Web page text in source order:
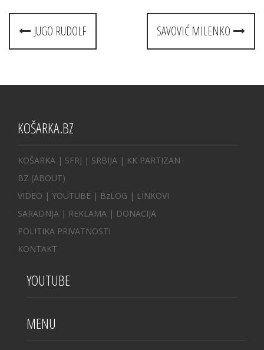
Post
navigation
JUGO RUDOLF SAVOVIĆ MILENKO
KOŠARKA.BZ
KOŠARKA | SFRJ | SRBIJA | KK PARTIZAN
BZ (ABOUT)
VIDEO | YOUTUBE | BzLOG | LINKOVI
SARADNJA | REKLAMA | DONACIJA
POLITIKA PRIVATNOSTI
KONTAKT
YOUTUBE
MENU